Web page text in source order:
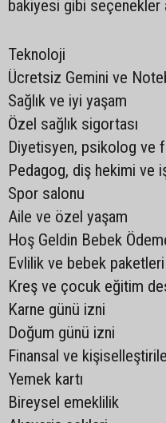
bakiyesi gibi seçenekler
Teknoloji
Ücretsiz Gemini ve
Sağlık ve iyi yaşam
Özel sağlık sigortası
Diyetisyen, psikolog ve
Pedagog, diş hekimi ve
Spor salonu
Aile ve özel yaşam
Hoş Geldin Bebek
Evlilik ve bebek paketleri
Kreş ve çocuk eğitim
Karne günü izni
Doğum günü izni
Finansal ve
Yemek kartı
Bireysel emeklilik